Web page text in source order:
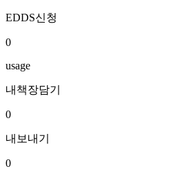
EDDS신청
0
usage
내책장담기
0
내보내기
0